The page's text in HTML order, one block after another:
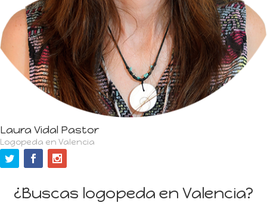
Laura Vidal Pastor
Logopeda en Valencia
¿Buscas logopeda en Valencia?